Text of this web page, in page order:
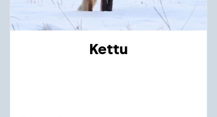
Kettu